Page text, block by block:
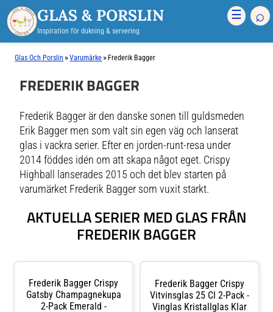
GLAS & PORSLIN
Inspiration för dukning & servering
☰ ⌕
Glas Och Porslin »Varumärke » Frederik Bagger
FREDERIK BAGGER
Frederik Bagger är den danske sonen till guldsmeden
Erik Bagger men som valt sin egen väg och lanserat
glas i vackra serier. Efter en jorden-runt-resa under
2014 föddes idén om att skapa något eget. Crispy
Highball lanserades 2015 och det blev starten på
varumärket Frederik Bagger som vuxit starkt.
AKTUELLA SERIER MED GLAS FRÅN
FREDERIK BAGGER
Frederik Bagger Crispy
Gatsby Champagnekupa
2-Pack Emerald -
Frederik Bagger Crispy
Vitvinsglas 25 Cl 2-Pack -
Vinglas Kristallglas Klar